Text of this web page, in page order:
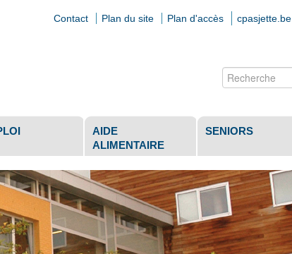
Contact Plan du site Plan d'accès cpasjette.be
Chercher par
AIDE
ALIMENTAIRE
SENIORS